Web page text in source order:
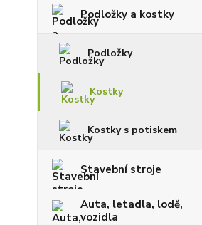
Podložky a kostky
Podložky
Kostky
Kostky s potiskem
Stavební stroje
Auta, letadla, lodě,
vozidla